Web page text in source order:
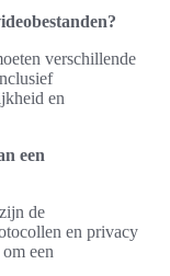
verschillende
en
een
de
en privacy
een